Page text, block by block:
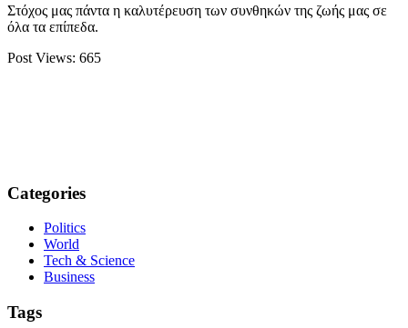
Στόχος μας πάντα η καλυτέρευση των συνθηκών της ζωής μας σε
όλα τα επίπεδα.
Post Views: 665
Categories
Politics
World
Tech & Science
Business
Tags